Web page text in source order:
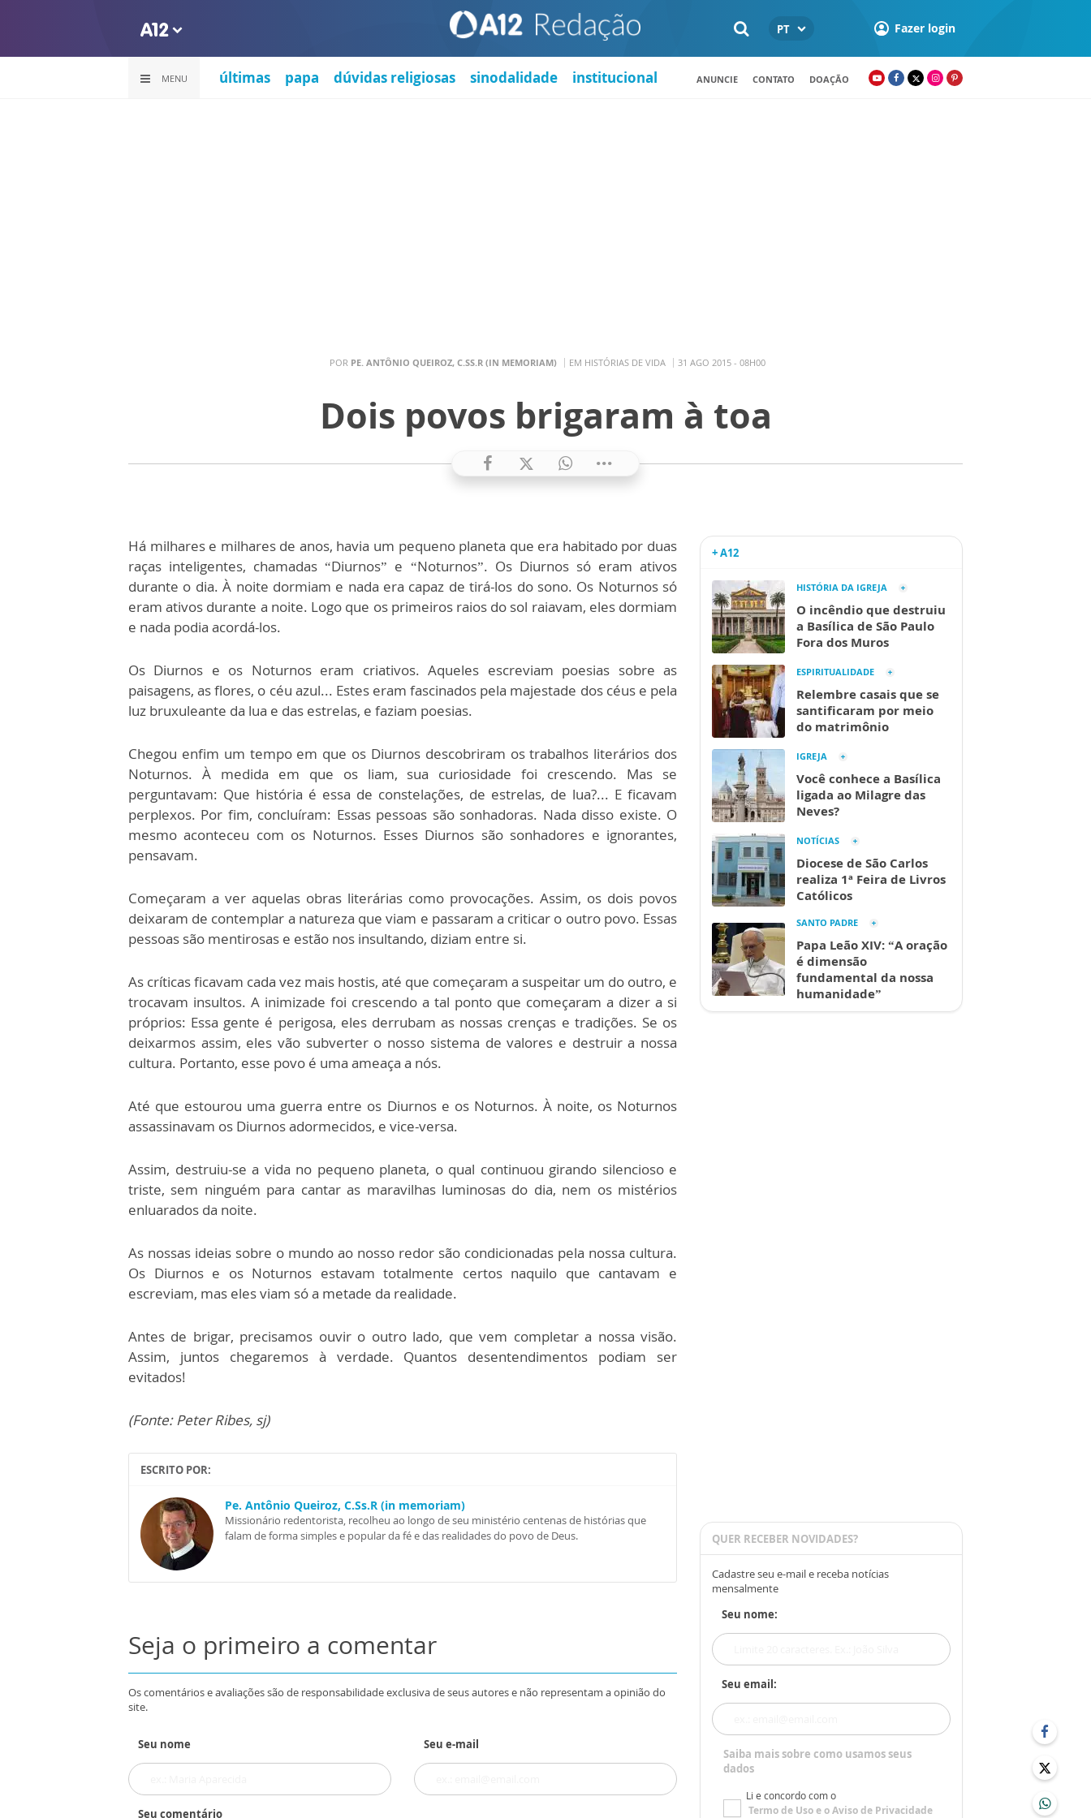
PT Fazer login
MENU últimas papa dúvidas religiosas sinodalidade institucional ANUNCIE CONTATO DOAÇÃO
POR PE. ANTÔNIO QUEIROZ, C.SS.R (IN MEMORIAM) EM HISTÓRIAS DE VIDA 31 AGO 2015 - 08H00
Dois povos brigaram à toa
Há milhares e milhares de anos, havia um pequeno planeta que era habitado por duas
raças inteligentes, chamadas “Diurnos” e “Noturnos”. Os Diurnos só eram ativos
durante o dia. À noite dormiam e nada era capaz de tirá-los do sono. Os Noturnos só
eram ativos durante a noite. Logo que os primeiros raios do sol raiavam, eles dormiam
e nada podia acordá-los.
Os Diurnos e os Noturnos eram criativos. Aqueles escreviam poesias sobre as
paisagens, as flores, o céu azul... Estes eram fascinados pela majestade dos céus e pela
luz bruxuleante da lua e das estrelas, e faziam poesias.
Chegou enfim um tempo em que os Diurnos descobriram os trabalhos literários dos
Noturnos. À medida em que os liam, sua curiosidade foi crescendo. Mas se
perguntavam: Que história é essa de constelações, de estrelas, de lua?... E ficavam
perplexos. Por fim, concluíram: Essas pessoas são sonhadoras. Nada disso existe. O
mesmo aconteceu com os Noturnos. Esses Diurnos são sonhadores e ignorantes,
pensavam.
Começaram a ver aquelas obras literárias como provocações. Assim, os dois povos
deixaram de contemplar a natureza que viam e passaram a criticar o outro povo. Essas
pessoas são mentirosas e estão nos insultando, diziam entre si.
As críticas ficavam cada vez mais hostis, até que começaram a suspeitar um do outro, e
trocavam insultos. A inimizade foi crescendo a tal ponto que começaram a dizer a si
próprios: Essa gente é perigosa, eles derrubam as nossas crenças e tradições. Se os
deixarmos assim, eles vão subverter o nosso sistema de valores e destruir a nossa
cultura. Portanto, esse povo é uma ameaça a nós.
Até que estourou uma guerra entre os Diurnos e os Noturnos. À noite, os Noturnos
assassinavam os Diurnos adormecidos, e vice-versa.
Assim, destruiu-se a vida no pequeno planeta, o qual continuou girando silencioso e
triste, sem ninguém para cantar as maravilhas luminosas do dia, nem os mistérios
enluarados da noite.
As nossas ideias sobre o mundo ao nosso redor são condicionadas pela nossa cultura.
Os Diurnos e os Noturnos estavam totalmente certos naquilo que cantavam e
escreviam, mas eles viam só a metade da realidade.
Antes de brigar, precisamos ouvir o outro lado, que vem completar a nossa visão.
Assim, juntos chegaremos à verdade. Quantos desentendimentos podiam ser
evitados!
(Fonte: Peter Ribes, sj)
ESCRITO POR:
Pe. Antônio Queiroz, C.Ss.R (in memoriam)
Missionário redentorista, recolheu ao longo de seu ministério centenas de histórias que
falam de forma simples e popular da fé e das realidades do povo de Deus.
Seja o primeiro a comentar
Os comentários e avaliações são de responsabilidade exclusiva de seus autores e não representam a opinião do
site.
Seu nome Seu e-mail
Seu comentário
+ A12
HISTÓRIA DA IGREJA
O incêndio que destruiu
a Basílica de São Paulo
Fora dos Muros
ESPIRITUALIDADE
Relembre casais que se
santificaram por meio
do matrimônio
IGREJA
Você conhece a Basílica
ligada ao Milagre das
Neves?
NOTÍCIAS
Diocese de São Carlos
realiza 1ª Feira de Livros
Católicos
SANTO PADRE
Papa Leão XIV: “A oração
é dimensão
fundamental da nossa
humanidade”
QUER RECEBER NOVIDADES?
Cadastre seu e-mail e receba notícias
mensalmente
Seu nome:
Seu email:
Saiba mais sobre como usamos seus
dados
Li e concordo com o
Termo de Usoe oAviso de Privacidade